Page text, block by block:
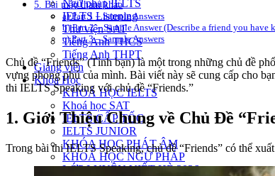
Ngữ pháp IELTS
IELTS Listening
Thư viện SAT
Tiếng Anh THCS
Tiếng Anh THPT
Giảng viên
Khóa Học
KHOÁ HỌC IELTS
Khoá học SAT
IELTS CẤP TỐC
IELTS JUNIOR
KHÓA HỌC PHÁT ÂM
KHOÁ HỌC NGỮ PHÁP
LỚP LUYỆN VIẾT HÈ 2026
5. Bài mẫu tham khảo
a) Part 1 – Sample Answers
b) Part 2 – Sample Answer (Describe a friend you
c) Part 3 – Sample Answers
Chủ đề “Friends” (Tình bạn) là một trong những chủ đề
vựng phong phú của mình. Bài viết này sẽ cung cấp cho
thi IELTS Speaking với chủ đề “Friends.”
1. Giới Thiệu Chung về Chủ Đề
Trong bài thi IELTS Speaking, chủ đề “Friends” có thể